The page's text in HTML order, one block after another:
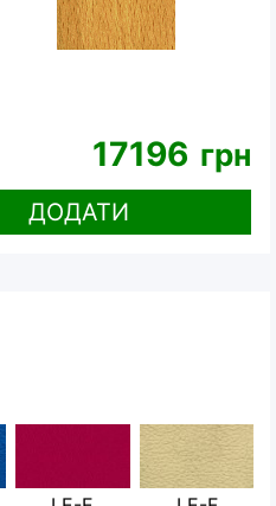
17196 грн
ДОДАТИ